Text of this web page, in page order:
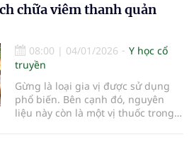
chữa viêm thanh quản
08:00 | 04/01/2026
Y học cổ
truyền
Gừng là loại gia vị được sử dụng
phổ biến. Bên cạnh đó, nguyên
liệu này còn là một vị thuốc trong y